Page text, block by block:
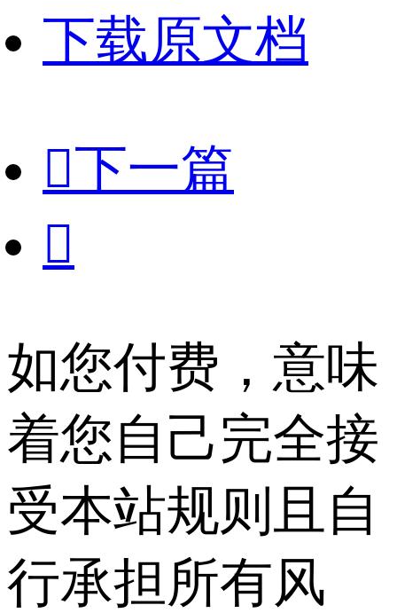
下载原文档
下一篇

如您付费，意味
着您自己完全接
受本站规则且自
行承担所有风